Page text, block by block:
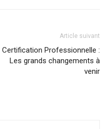
Article suivant
Certification Professionnelle :
Les grands changements à
venir